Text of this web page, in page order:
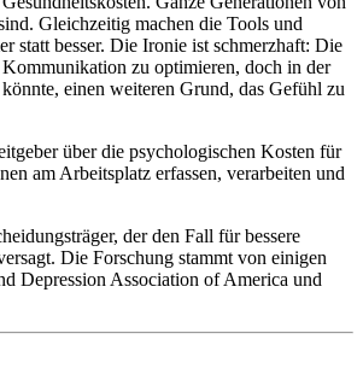
Gleichzeitig machen die Tools und
statt besser. Die Ironie ist schmerzhaft: Die
Kommunikation zu optimieren, doch in der
einen weiteren Grund, das Gefühl zu
über die psychologischen Kosten für
am Arbeitsplatz erfassen, verarbeiten und
der den Fall für bessere
Die Forschung stammt von einigen
Depression Association of America und